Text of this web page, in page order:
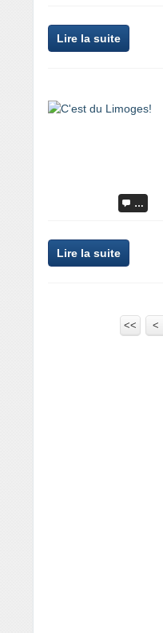
Lire la suite
…
Lire la suite
<< <